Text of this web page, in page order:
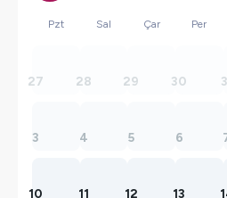
Pzt Sal Çar Per
27 28 29 30
3 4 5 6
10 11 12 13